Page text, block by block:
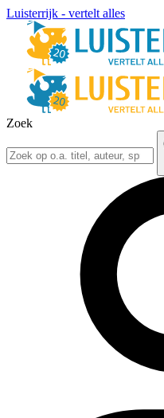
Luisterrijk - vertelt alles
Zoek